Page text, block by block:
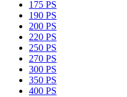
175 PS
190 PS
200 PS
220 PS
250 PS
270 PS
300 PS
350 PS
400 PS